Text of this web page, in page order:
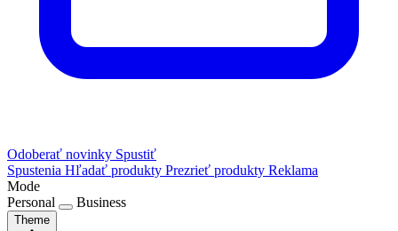
Odoberať novinky Spustiť
Spustenia Hľadať produkty Prezrieť produkty Reklama
Mode
Personal
Business
Theme